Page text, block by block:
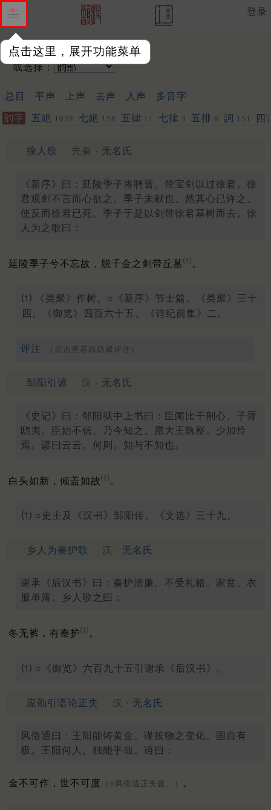
点击这里，展开功能菜单
登录
输入韵字：
或选择：
总目 平声 上声 去声 入声 多音字
韵字 五絶 1028 七絶 158 五律 11 七律 3 五排 8 詞 151 四
徐人歌 先秦 · 无名氏
《新序》曰：延陵季子将聘晋。带宝剑以过徐君。徐
君观剑不言而心欲之。季子未献也。然其心已许之。
使反而徐君已死。季子于是以剑带徐君墓树而去。徐
人为之歌曰：
延陵季子兮不忘故，脱千金之剑带丘墓⑴ 。
⑴ 《类聚》作树。○《新序》节士篇。《类聚》三十
四。《御览》四百六十五。《诗纪前集》二。
评注 （点击查看或隐藏评注）
邹阳引谚 汉 · 无名氏
《史记》曰：邹阳狱中上书曰：臣闻比干剖心。子胥
鸱夷。臣始不信。乃今知之。愿大王孰察。少加怜
焉。谚曰云云。何则。知与不知也。
白头如新，倾盖如故⑴ 。
⑴ ○史主及《汉书》邹阳传。《文选》三十九。
乡人为秦护歌 汉 · 无名氏
谢承《后汉书》曰：秦护清廉。不受礼赂。家贫。衣
服单露。乡人歌之曰：
冬无裤，有秦护⑴。
⑴ ○《御览》六百九十五引谢承《后汉书》。
应劭引语论正失 汉 · 无名氏
风俗通曰：王阳能铸黄金。谨按物之变化。固自有
极。王阳何人。独能乎哉。语曰：
金不可作，世不可度 （○风俗通正失篇。） 。